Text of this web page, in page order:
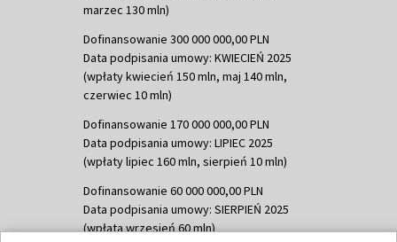
marzec 130 mln)
Dofinansowanie 300 000 000,00 PLN
Data podpisania umowy: KWIECIEŃ 2025
(wpłaty kwiecień 150 mln, maj 140 mln,
czerwiec 10 mln)
Dofinansowanie 170 000 000,00 PLN
Data podpisania umowy: LIPIEC 2025
(wpłaty lipiec 160 mln, sierpień 10 mln)
Dofinansowanie 60 000 000,00 PLN
Data podpisania umowy: SIERPIEŃ 2025
(wpłata wrzesień 60 mln)